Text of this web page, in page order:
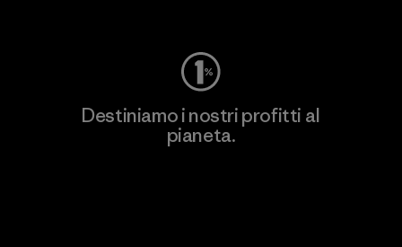
Destiniamo i nostri profitti al
pianeta.